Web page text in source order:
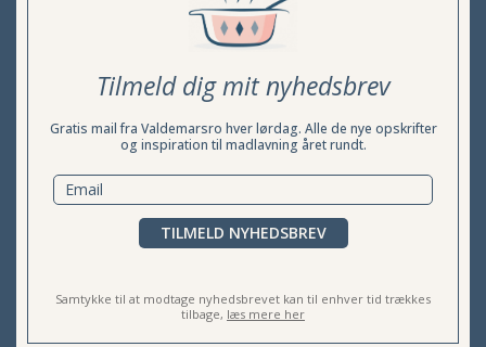
Tilmeld dig mit nyhedsbrev
Gratis mail fra Valdemarsro hver lørdag. Alle de nye opskrifter
og inspiration til madlavning året rundt.
TILMELD NYHEDSBREV
Samtykke til at modtage nyhedsbrevet kan til enhver tid trækkes
tilbage, læs mere her